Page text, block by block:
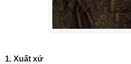
1. Xuất xứ